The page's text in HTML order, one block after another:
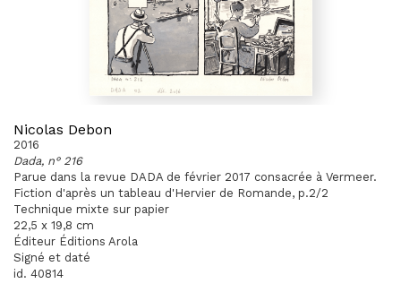
Nicolas Debon
2016
Dada, n° 216
Parue dans la revue DADA de février 2017 consacrée à Vermeer.
Fiction d'après un tableau d'Hervier de Romande, p.2/2
Technique mixte sur papier
22,5 x 19,8 cm
Éditeur Éditions Arola
Signé et daté
id. 40814